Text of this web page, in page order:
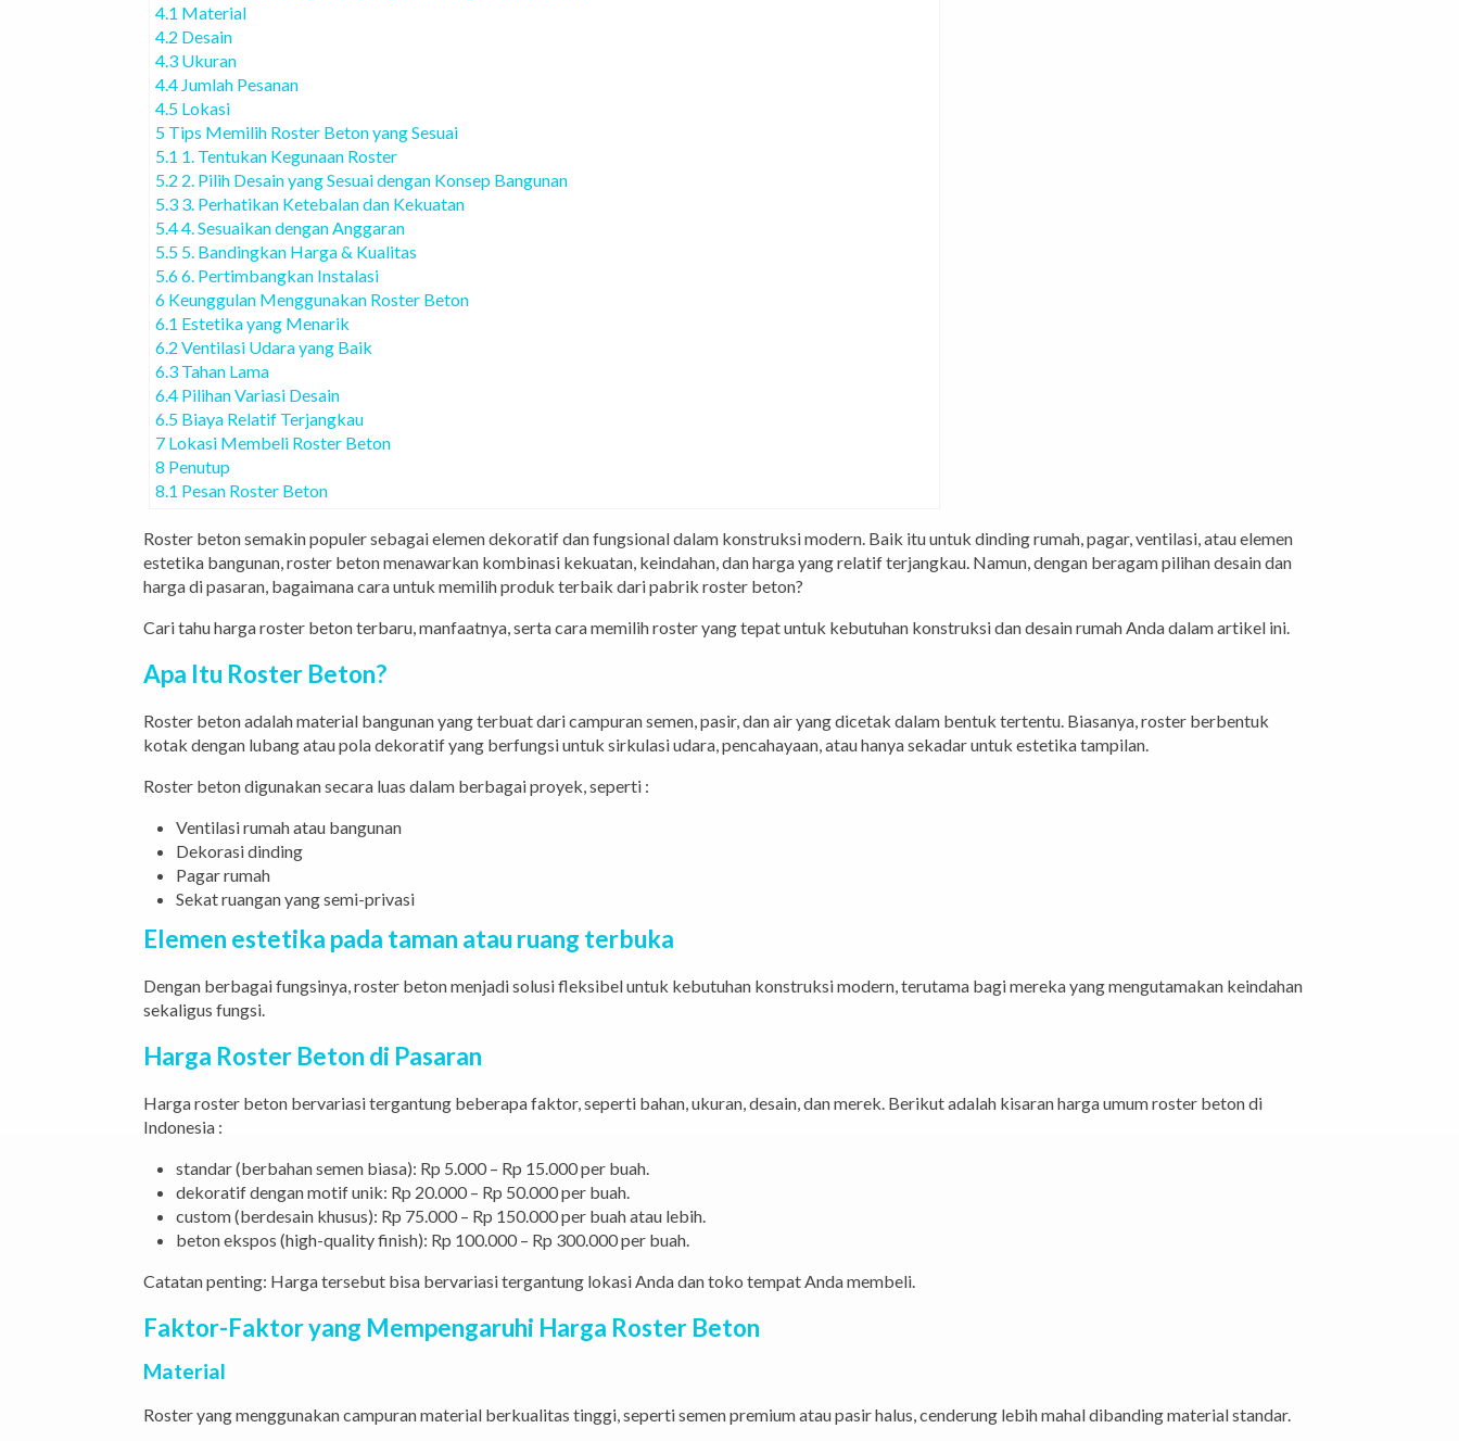
4.1 Material
4.2 Desain
4.3 Ukuran
4.4 Jumlah Pesanan
4.5 Lokasi
5 Tips Memilih Roster Beton yang Sesuai
5.1 1. Tentukan Kegunaan Roster
5.2 2. Pilih Desain yang Sesuai dengan Konsep Bangunan
5.3 3. Perhatikan Ketebalan dan Kekuatan
5.44. Sesuaikan dengan Anggaran
5.5 5. Bandingkan Harga & Kualitas
5.66. Pertimbangkan Instalasi
6 Keunggulan Menggunakan Roster Beton
6.1 Estetika yang Menarik
6.2 Ventilasi Udara yang Baik
6.3 Tahan Lama
6.4 Pilihan Variasi Desain
6.5 Biaya Relatif Terjangkau
7 Lokasi Membeli Roster Beton
8 Penutup
8.1 Pesan Roster Beton
Roster beton semakin populer sebagai elemen dekoratif dan fungsional dalam konstruksi modern. Baik itu untuk dinding rumah, pagar, ventilasi, atau elemen
estetika bangunan, roster beton menawarkan kombinasi kekuatan, keindahan, dan harga yang relatif terjangkau. Namun, dengan beragam pilihan desain dan
harga di pasaran, bagaimana cara untuk memilih produk terbaik dari pabrik roster beton?
Cari tahu harga roster beton terbaru, manfaatnya, serta cara memilih roster yang tepat untuk kebutuhan konstruksi dan desain rumah Anda dalam artikel ini.
Apa Itu Roster Beton?
Roster beton adalah material bangunan yang terbuat dari campuran semen, pasir, dan air yang dicetak dalam bentuk tertentu. Biasanya, roster berbentuk
kotak dengan lubang atau pola dekoratif yang berfungsi untuk sirkulasi udara, pencahayaan, atau hanya sekadar untuk estetika tampilan.
Roster beton digunakan secara luas dalam berbagai proyek, seperti :
Ventilasi rumah atau bangunan
Dekorasi dinding
Pagar rumah
Sekat ruangan yang semi-privasi
Elemen estetika pada taman atau ruang terbuka
Dengan berbagai fungsinya, roster beton menjadi solusi fleksibel untuk kebutuhan konstruksi modern, terutama bagi mereka yang mengutamakan keindahan
sekaligus fungsi.
Harga Roster Beton di Pasaran
Harga roster beton bervariasi tergantung beberapa faktor, seperti bahan, ukuran, desain, dan merek. Berikut adalah kisaran harga umum roster beton di
Indonesia :
standar (berbahan semen biasa): Rp 5.000 – Rp 15.000 per buah.
dekoratif dengan motif unik: Rp 20.000 – Rp 50.000 per buah.
custom (berdesain khusus): Rp 75.000 – Rp 150.000 per buah atau lebih.
beton ekspos (high-quality finish): Rp 100.000 – Rp 300.000 per buah.
Catatan penting: Harga tersebut bisa bervariasi tergantung lokasi Anda dan toko tempat Anda membeli.
Faktor-Faktor yang Mempengaruhi Harga Roster Beton
Material
Roster yang menggunakan campuran material berkualitas tinggi, seperti semen premium atau pasir halus, cenderung lebih mahal dibanding material standar.